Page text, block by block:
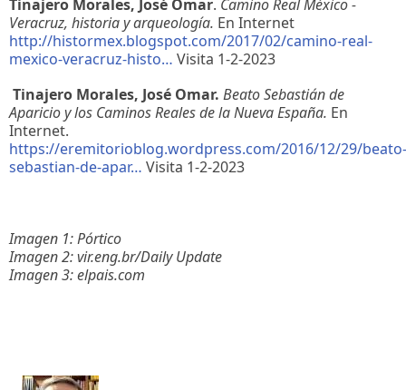
Tinajero Morales, José Omar. Camino Real México -
Veracruz, historia y arqueología. En Internet
http://histormex.blogspot.com/2017/02/camino-real-
mexico-veracruz-histo… Visita 1-2-2023
Tinajero Morales, José Omar. Beato Sebastián de
Aparicio y los Caminos Reales de la Nueva España. En
Internet.
https://eremitorioblog.wordpress.com/2016/12/29/beato-
sebastian-de-apar… Visita 1-2-2023
Imagen 1: Pórtico
Imagen 2: vir.eng.br/Daily Update
Imagen 3: elpais.com